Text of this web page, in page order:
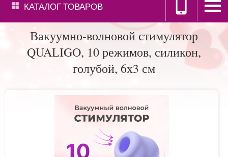
КАТАЛОГТОВАРОВ
Вакуумно-волновой стимулятор
QUALIGO, 10 режимов, силикон,
голубой, 6х3 см